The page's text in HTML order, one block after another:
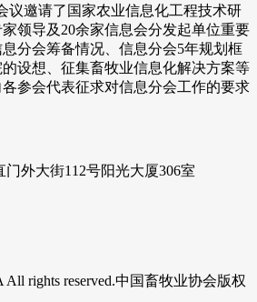
议邀请了国家农业信息化工程技术研
领导及20余家信息会分发起单位重要
分会筹备情况、信息分会5年规划框
设想、征集畜牧业信息化解决方案等
参会代表征求对信息分会工作的要求
外大街112号阳光大厦306室
All rights reserved.中国畜牧业协会版权